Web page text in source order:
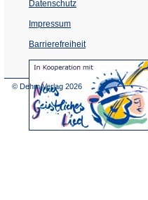
Datenschutz
Impressum
Barrierefreiheit
© Dehm Verlag 2026